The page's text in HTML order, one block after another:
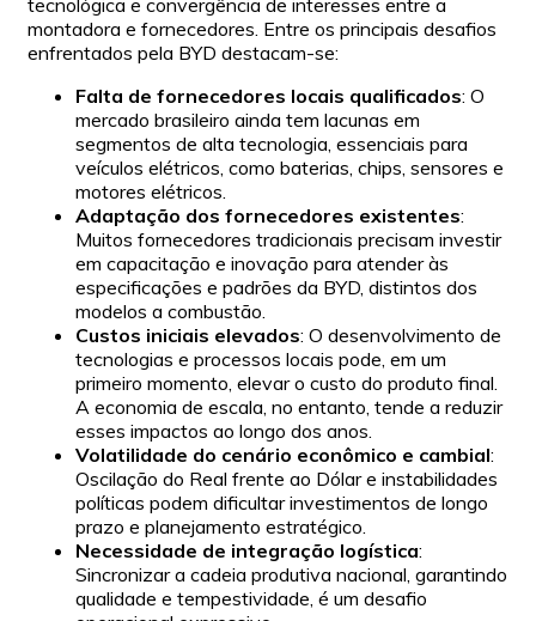
tecnológica e convergência de interesses entre a
montadora e fornecedores. Entre os principais desafios
enfrentados pela BYD destacam-se:
Falta de fornecedores locais qualificados: O
mercado brasileiro ainda tem lacunas em
segmentos de alta tecnologia, essenciais para
veículos elétricos, como baterias, chips, sensores e
motores elétricos.
Adaptação dos fornecedores existentes:
Muitos fornecedores tradicionais precisam investir
em capacitação e inovação para atender às
especificações e padrões da BYD, distintos dos
modelos a combustão.
Custos iniciais elevados: O desenvolvimento de
tecnologias e processos locais pode, em um
primeiro momento, elevar o custo do produto final.
A economia de escala, no entanto, tende a reduzir
esses impactos ao longo dos anos.
Volatilidade do cenário econômico e cambial:
Oscilação do Real frente ao Dólar e instabilidades
políticas podem dificultar investimentos de longo
prazo e planejamento estratégico.
Necessidade de integração logística:
Sincronizar a cadeia produtiva nacional, garantindo
qualidade e tempestividade, é um desafio